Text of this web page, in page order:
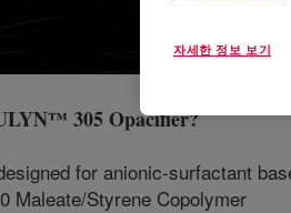
305 Opacifier?
for anionic-surfactant
Maleate/Styrene Copolymer
자세한 정보 보기